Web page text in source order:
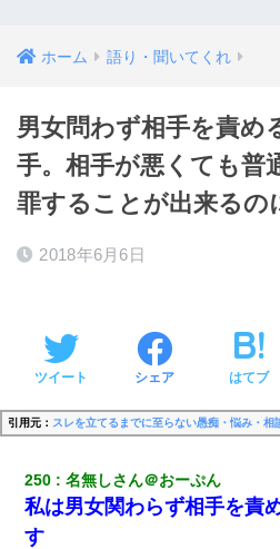
ホーム 語り・聞いてくれ
男女問わず相手を責め
手。相手が悪くても普
罪することが出来る
2018年6月6日
ツイート シェア はてブ
引用元： スレを立てるまでに至らない愚痴・悩み・相
250 名無しさん＠おーぷん
私は男女関わらず相手を責
す